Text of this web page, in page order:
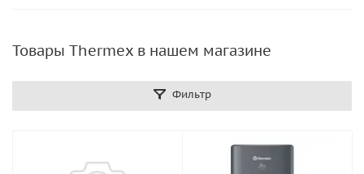
Товары Thermex в нашем магазине
Фильтр